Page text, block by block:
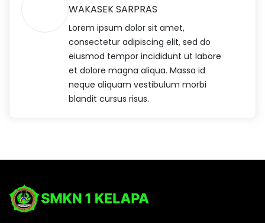
WAKASEK SARPRAS
Lorem ipsum dolor sit amet,
consectetur adipiscing elit, sed do
eiusmod tempor incididunt ut labore
et dolore magna aliqua. Massa id
neque aliquam vestibulum morbi
blandit cursus risus.